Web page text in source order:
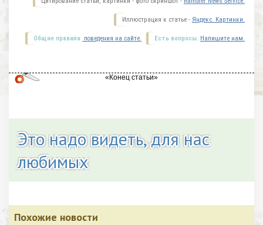
Иллюстрация к статье - Яндекс. Картинки.
Есть вопросы. Напишите нам.
Общие правила поведения на сайте.
Это надо видеть, для нас
любимых
Похожие новости